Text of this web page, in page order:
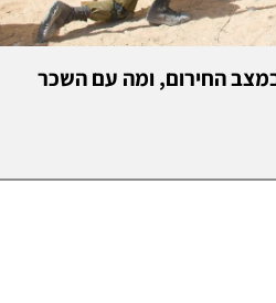
החירום, ומה עם השכר